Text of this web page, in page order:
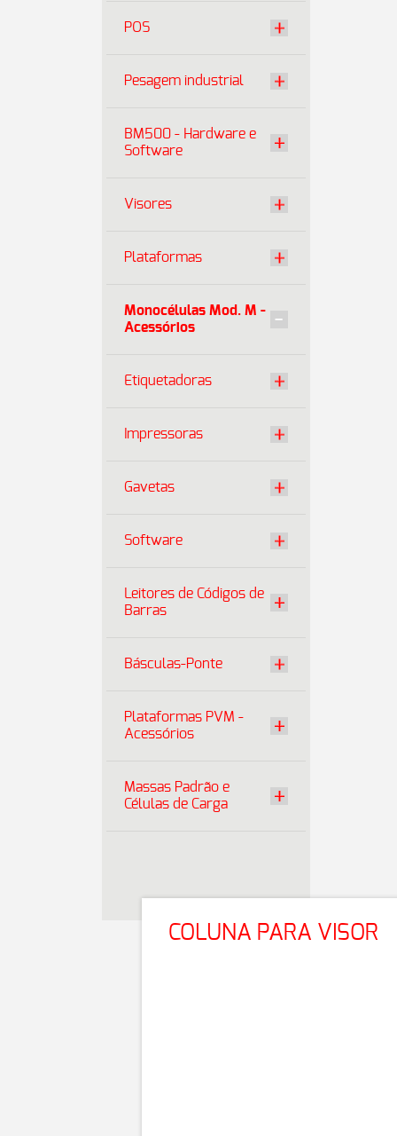
POS
Pesagem industrial
BM500 - Hardware e
Software
Visores
Plataformas
Monocélulas Mod. M -
Acessórios
Etiquetadoras
Impressoras
Gavetas
Software
Leitores de Códigos de
Barras
Básculas-Ponte
Plataformas PVM -
Acessórios
Massas Padrão e
Células de Carga
COLUNA PARA VISOR